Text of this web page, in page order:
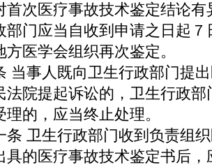
医疗事故技术鉴定结论有
部门应当自收到申请之日起
方医学会组织再次鉴定。
事人既向卫生行政部门提出
法院提起诉讼的，卫生行政
的，应当终止处理。
卫生行政部门收到负责组织
具的医疗事故技术鉴定书后